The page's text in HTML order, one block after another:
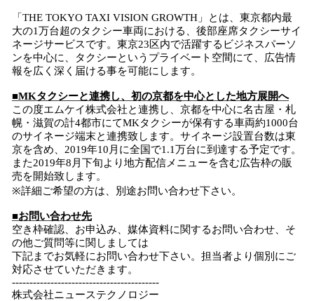
「THE TOKYO TAXI VISION GROWTH」とは、東京都内最
大の1万台超のタクシー車両における、後部座席タクシーサイ
ネージサービスです。東京23区内で活躍するビジネスパーソ
ンを中心に、タクシーというプライベート空間にて、広告情
報を広く深く届ける事を可能にします。
■MKタクシーと連携し、初の京都を中心とした地方展開へ
この度エムケイ株式会社と連携し、京都を中心に名古屋・札
幌・滋賀の計4都市にてMKタクシーが保有する車両約1000台
のサイネージ端末と連携致します。サイネージ設置台数は東
京を含め、2019年10月に全国で1.1万台に到達する予定です。
また2019年8月下旬より地方配信メニューを含む広告枠の販
売を開始致します。
※詳細ご希望の方は、別途お問い合わせ下さい。
■お問い合わせ先
空き枠確認、お申込み、媒体資料に関するお問い合わせ、そ
の他ご質問等に関しましては
下記までお気軽にお問い合わせ下さい。担当者より個別にご
対応させていただきます。
------------------------------------------
株式会社ニューステクノロジー